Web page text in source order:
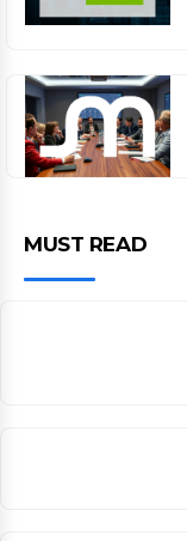
MUST READ